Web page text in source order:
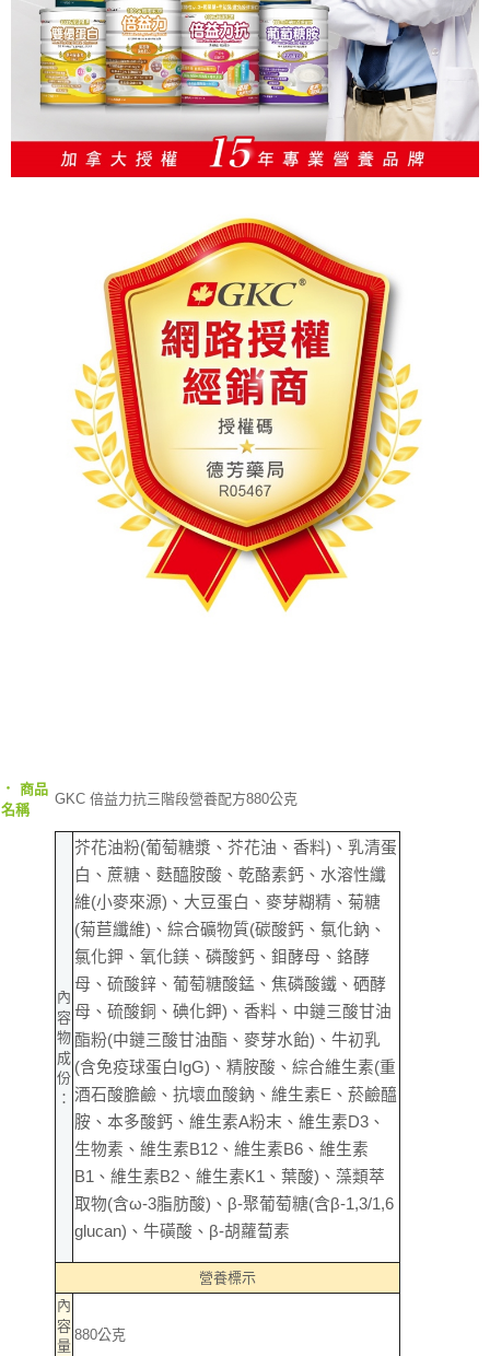
‧ 商品
名稱
GKC 倍益力抗三階段營養配方880公克
內
容
物
成
份
：
芥花油粉(葡萄糖漿、芥花油、香料)、乳清蛋
白、蔗糖、麩醯胺酸、乾酪素鈣、水溶性纖
維(小麥來源)、大豆蛋白、麥芽糊精、菊糖
(菊苣纖維)、綜合礦物質(碳酸鈣、氯化鈉、
氯化鉀、氧化鎂、磷酸鈣、鉬酵母、鉻酵
母、硫酸鋅、葡萄糖酸錳、焦磷酸鐵、硒酵
母、硫酸銅、碘化鉀)、香料、中鏈三酸甘油
酯粉(中鏈三酸甘油酯、麥芽水飴)、牛初乳
(含免疫球蛋白IgG)、精胺酸、綜合維生素(重
酒石酸膽鹼、抗壞血酸鈉、維生素E、菸鹼醯
胺、本多酸鈣、維生素A粉末、維生素D3、
生物素、維生素B12、維生素B6、維生素
B1、維生素B2、維生素K1、葉酸)、藻類萃
取物(含ω-3脂肪酸)、β-聚葡萄糖(含β-1,3/1,6
glucan)、牛磺酸、β-胡蘿蔔素
營養標示
內
容
量
880公克